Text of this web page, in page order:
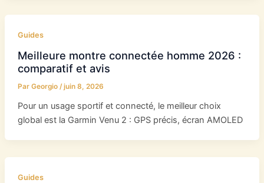
Guides
Meilleure montre connectée homme 2026 :
comparatif et avis
Par Georgio /juin 8, 2026
Pour un usage sportif et connecté, le meilleur choix
global est la Garmin Venu 2 : GPS précis, écran AMOLED
Guides